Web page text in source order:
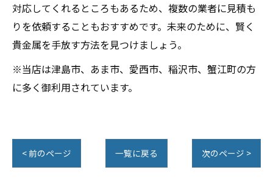
対応してくれるところもあるため、複数の業者に見積も
りを依頼することもおすすめです。未来のために、賢く
貴金属を手放す方法を見つけましょう。
※当店は津島市、あま市、愛西市、稲沢市、蟹江町の方
に多く御利用されています。
< 前のページ 一覧に戻る 次のページ >